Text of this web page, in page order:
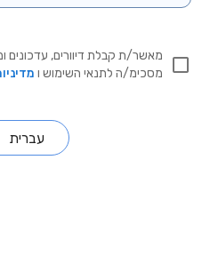
מאשר/ת קבלת דיוורים, עדכונים
מסכימ/ה לתנאי השימוש ו
עברית